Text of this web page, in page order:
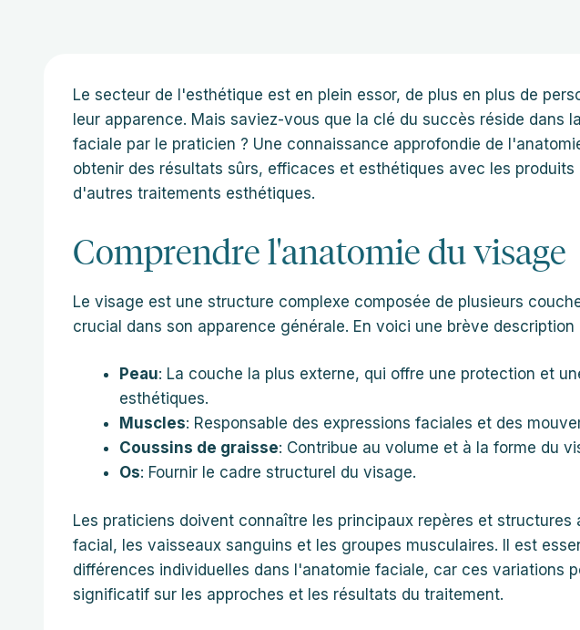
Le secteur de l'esthétique est en plein essor, de plus en plus de
leur apparence. Mais saviez-vous que la clé du succès réside dans
faciale par le praticien ? Une connaissance approfondie de
obtenir des résultats sûrs, efficaces et esthétiques avec les
d'autres traitements esthétiques.
Comprendre l'anatomie du visage
Le visage est une structure complexe composée de plusieurs
crucial dans son apparence générale. En voici une brève description
Peau: La couche la plus externe, qui offre une protection et
esthétiques.
Muscles: Responsable des expressions faciales et des
Coussins de graisse: Contribue au volume et à la forme du
Os: Fournir le cadre structurel du visage.
Les praticiens doivent connaître les principaux repères et structures
facial, les vaisseaux sanguins et les groupes musculaires. Il est
différences individuelles dans l'anatomie faciale, car ces variations
significatif sur les approches et les résultats du traitement.